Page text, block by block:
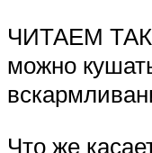
ЧИТАЕМ
можно
Что же